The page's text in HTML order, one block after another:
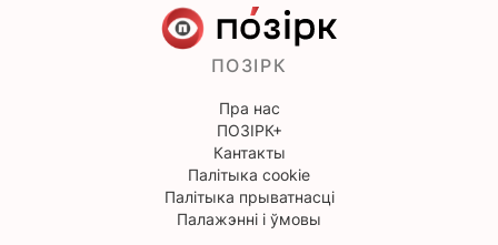
ПОЗІРК
Пра нас
ПОЗІРК+
Кантакты
Палітыка cookie
Палітыка прыватнасці
Палажэнні і ўмовы